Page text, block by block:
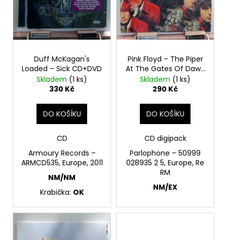
o
Duff McKagan's
Loaded – Sick CD+DVD
Skladem (1 ks)
330 Kč
DO KOŠÍKU
CD
Armoury Records –
ARMCD535, Europe, 2011
NM/NM
Krabička: OK
Pink Floyd – The Piper
At The Gates Of Dawn
CD
Skladem (1 ks)
290 Kč
DO KOŠÍKU
CD digipack
Parlophone – 50999
028935 2 5, Europe, Re
RM
NM/EX
a
í
r